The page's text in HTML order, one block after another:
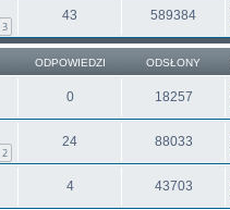
3
43 589384
ODPOWIEDZI ODSŁONY
0 18257
2
24 88033
4 43703